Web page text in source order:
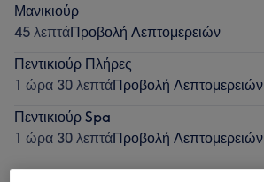
Μανικιούρ
45 λεπτάΠροβολή Λεπτομερειών
Πεντικιούρ Πλήρες
1 ώρα 30 λεπτάΠροβολή Λεπτομερειών
Πεντικιούρ Spa
1 ώρα 30 λεπτάΠροβολή Λεπτομερειών